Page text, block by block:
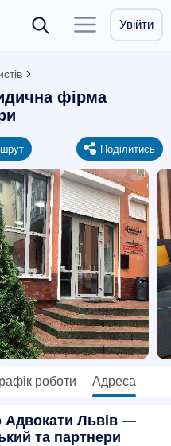
Увійти
фірма
Поділитись
роботи Адреса
Адвокати Львів —
та партнери